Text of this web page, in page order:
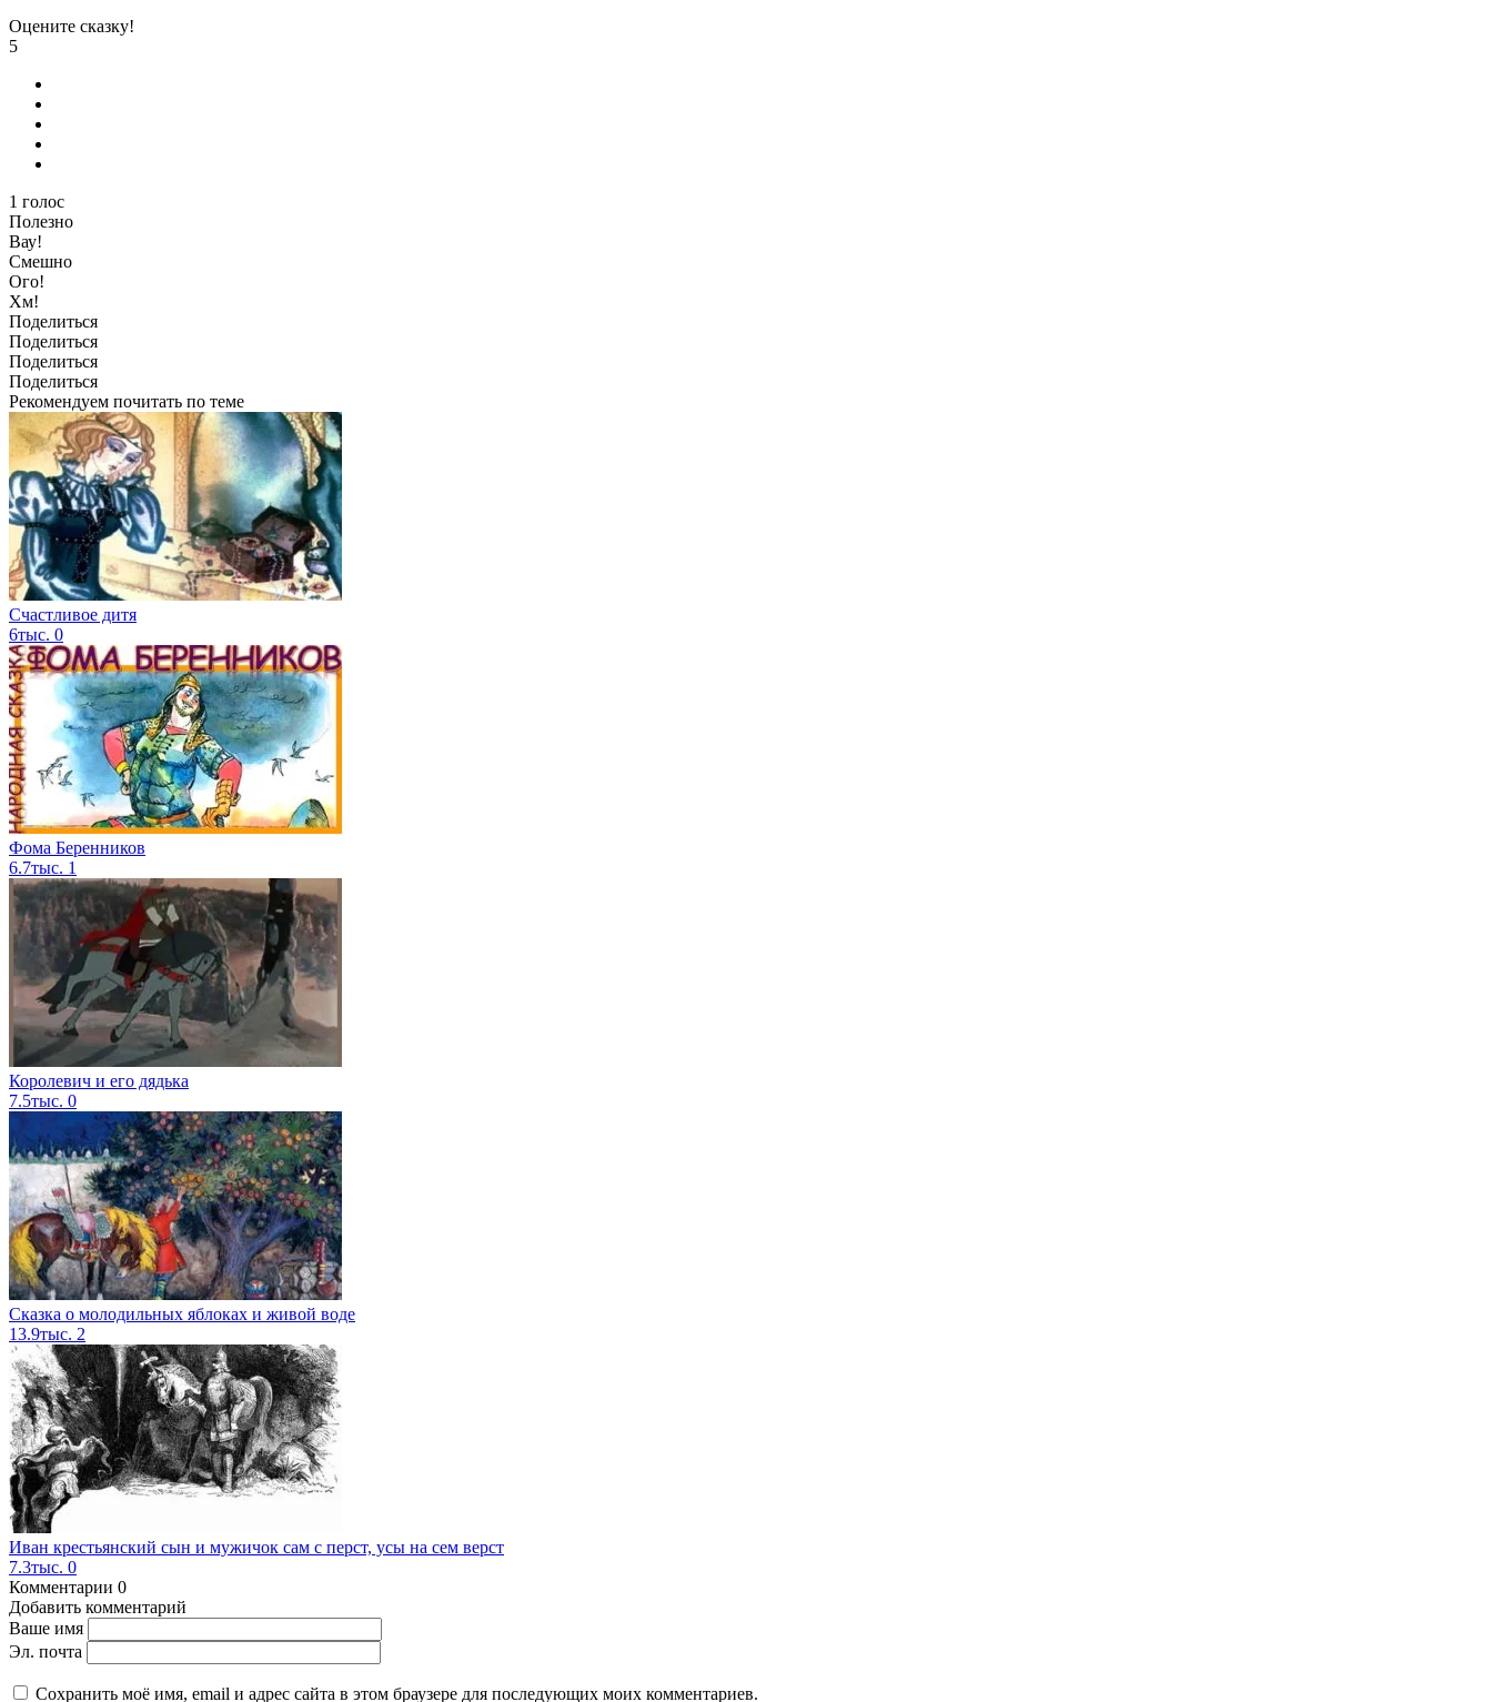
Оцените сказку!
5
1 голос
Полезно
Вау!
Смешно
Ого!
Хм!
Поделиться
Поделиться
Поделиться
Поделиться
Рекомендуем почитать по теме
Счастливое дитя
6тыс. 0
Фома Беренников
6.7тыс. 1
Королевич и его дядька
7.5тыс. 0
Сказка о молодильных яблоках и живой воде
13.9тыс. 2
Иван крестьянский сын и мужичок сам с перст, усы на сем верст
7.3тыс. 0
Комментарии 0
Добавить комментарий
Ваше имя
Эл. почта
Сохранить моё имя, email и адрес сайта в этом браузере для последующих моих комментариев.